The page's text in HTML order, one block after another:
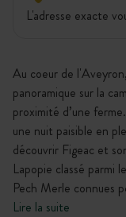
L'adresse exacte
Au coeur de
panoramique sur la
proximité d’une
une nuit paisible en
découvrir Figeac et
Lapopie classé parmi
Pech Merle connues
Lire la suite